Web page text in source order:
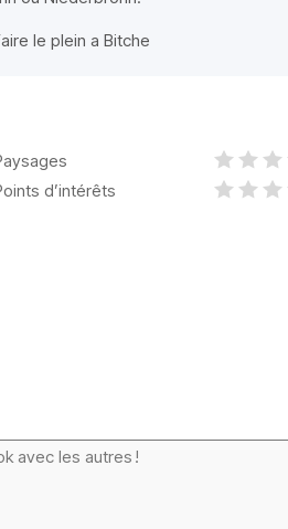
le plein a Bitche
d’intérêts